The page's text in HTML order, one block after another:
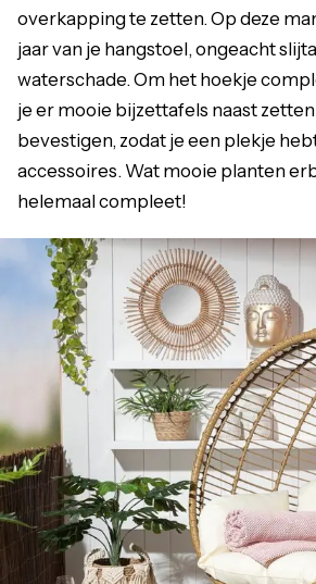
overkapping te zetten. Op deze
jaar van je hangstoel, ongeacht
waterschade. Om het hoekje
je er mooie bijzettafels naast
bevestigen, zodat je een plekje
accessoires. Wat mooie planten
helemaal compleet!